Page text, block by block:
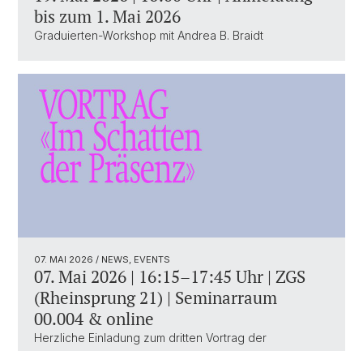
bis zum 1. Mai 2026
Graduierten-Workshop mit Andrea B. Braidt
07. MAI 2026 / NEWS, EVENTS
07. Mai 2026 | 16:15–17:45 Uhr | ZGS
(Rheinsprung 21) | Seminarraum
00.004 & online
Herzliche Einladung zum dritten Vortrag der